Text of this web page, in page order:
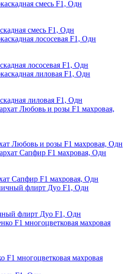
смесь F1, Одн
лососевая F1, Одн
лиловая F1, Одн
Любовь и розы F1 махровая, Одн
Сапфир F1 махровая, Одн
флирт Дуо F1, Одн
F1 многоцветковая махровая